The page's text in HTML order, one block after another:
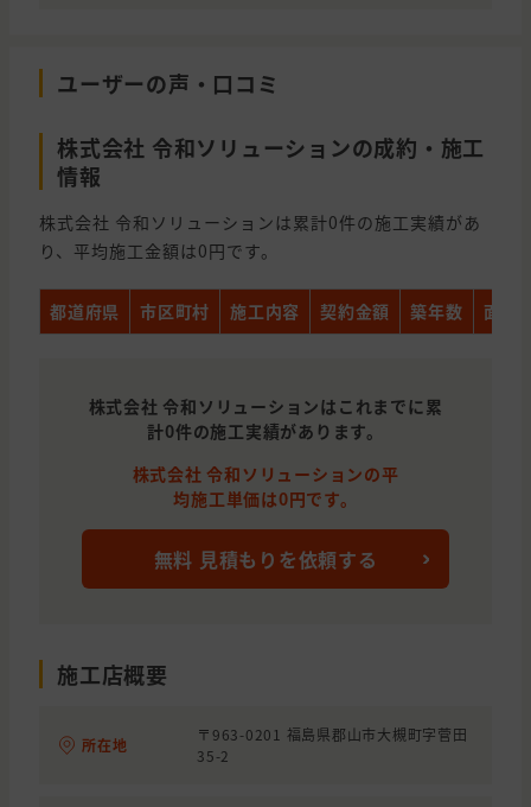
ユーザーの声・口コミ
株式会社 令和ソリューションの成約・施工
情報
株式会社 令和ソリューションは累計0件の施工実績があ
り、平均施工金額は0円です。
都道府県 市区町村 施工内容 契約金額 築年数 面積
株式会社 令和ソリューションはこれまでに累
計0件の施工実績があります。
株式会社 令和ソリューションの平
均施工単価は0円です。
無料 見積もりを依頼する
施工店概要
所在地
〒963-0201 福島県郡山市大槻町字菅田
35-2